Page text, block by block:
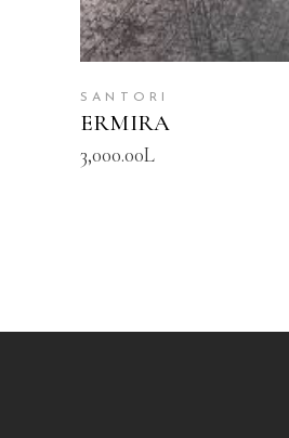
SANTORI
ERMIRA
3,000.00L